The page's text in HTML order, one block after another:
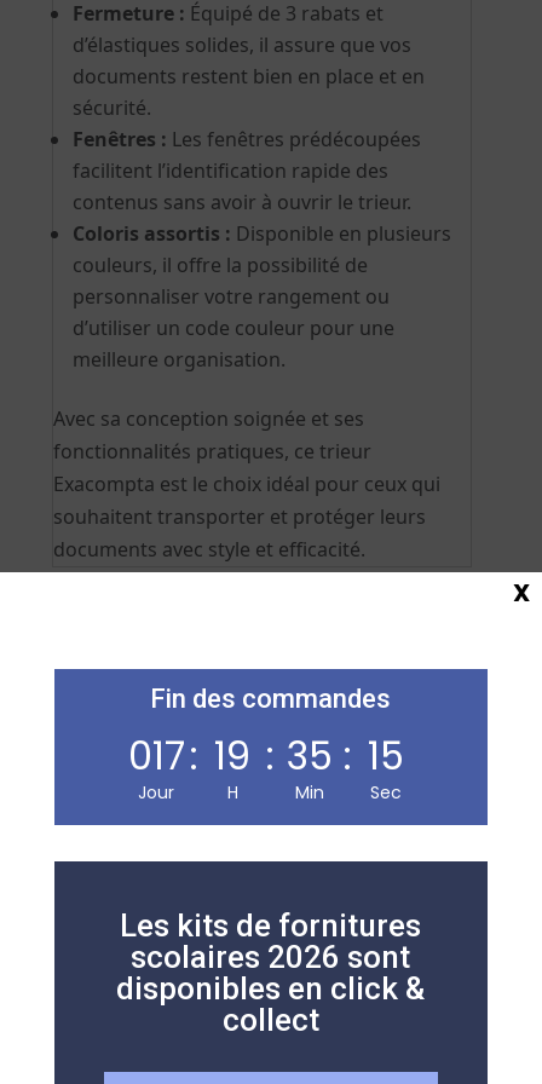
Fermeture : Équipé de 3 rabats et
d’élastiques solides, il assure que vos
documents restent bien en place et en
sécurité.
Fenêtres : Les fenêtres prédécoupées
facilitent l’identification rapide des
contenus sans avoir à ouvrir le trieur.
Coloris assortis : Disponible en plusieurs
couleurs, il offre la possibilité de
personnaliser votre rangement ou
d’utiliser un code couleur pour une
meilleure organisation.
Avec sa conception soignée et ses
fonctionnalités pratiques, ce trieur
Exacompta est le choix idéal pour ceux qui
souhaitent transporter et protéger leurs
documents avec style et efficacité.
Chemise 3 rabats 24×32 Couleur VERTE
1,00€TTC
Fin des commandes
017
Jour
: 19
H
: 35
Min
: 15
Sec
Les kits de fornitures
scolaires 2026 sont
disponibles en click &
collect
X